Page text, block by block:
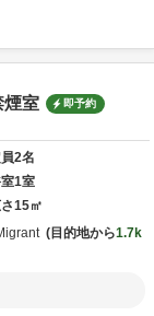
煙室 即予約
2名
1室
15㎡
目的地から1.7k